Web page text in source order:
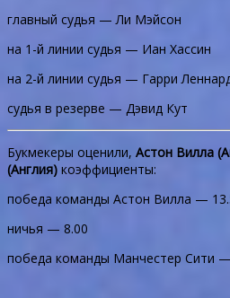
главный судья — Ли Мэйсон
на 1-й линии судья — Иан Хассин
на 2-й линии судья — Гарри
судья в резерве — Дэвид Кут
Букмекеры оценили, Астон Вилла
(Англия) коэффициенты:
победа команды Астон Вилла —
ничья — 8.00
победа команды Манчестер Сити